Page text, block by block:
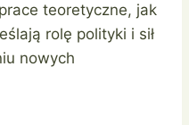
teoretyczne, jak
rolę polityki i sił
nowych